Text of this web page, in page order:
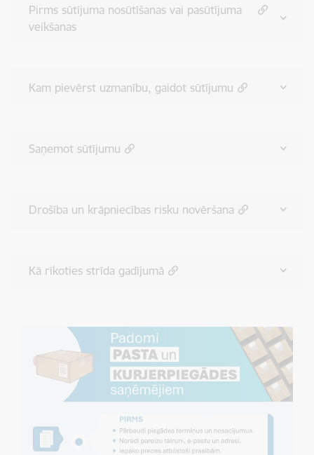
Pirms sūtījuma nosūtīšanas vai pasūtījuma
veikšanas
Kam pievērst uzmanību, gaidot sūtījumu
Saņemot sūtījumu
Drošība un krāpniecības risku novēršana
Kā rīkoties strīda gadījumā